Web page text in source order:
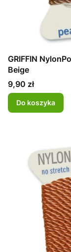
GRIFFIN
Beige
Cena
9,90 zł
Do koszyka